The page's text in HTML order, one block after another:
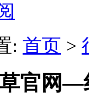
: 首页 >
官网—